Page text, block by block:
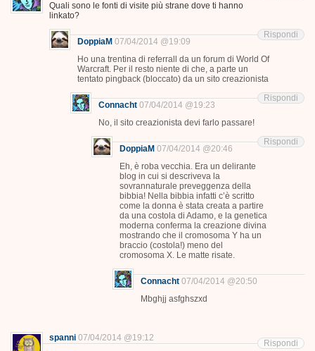
Quali sono le fonti di visite più strane dove ti hanno
linkato?
DoppiaM 07/04/2014 @19:09
Ho una trentina di referrall da un forum di World Of
Warcraft. Per il resto niente di che, a parte un
tentato pingback (bloccato) da un sito creazionista
Rispondi
Connacht 07/04/2014 @19:23
No, il sito creazionista devi farlo passare!
Rispondi
DoppiaM 07/04/2014 @20:46
Eh, è roba vecchia. Era un delirante
blog in cui si descriveva la
sovrannaturale preveggenza della
bibbia! Nella bibbia infatti c’è scritto
come la donna è stata creata a partire
da una costola di Adamo, e la genetica
moderna conferma la creazione divina
mostrando che il cromosoma Y ha un
braccio (costola!) meno del
cromosoma X. Le matte risate.
Rispondi
Connacht 07/04/2014 @20:50
Mbghjj asfghszxd
spanni 07/04/2014 @19:12
Rispondi